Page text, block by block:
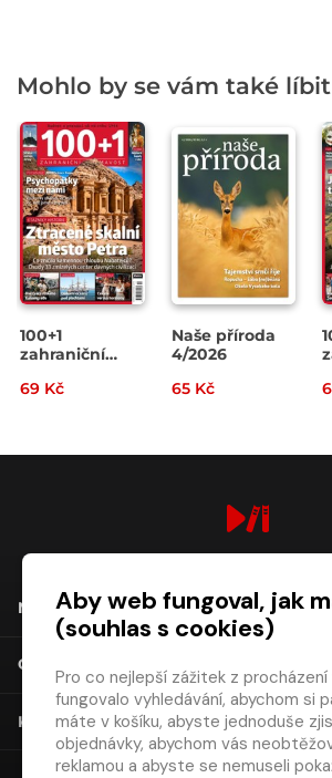
Mohlo by se vám také líbit
100+1
zahraniční
14/2026
69 Kč
Naše příroda
4/2026
65 Kč
NÁKUP
O SPOLEČNOSTI
KONTAKT
Aby web fungoval, jak
(souhlas s cookies)
Pro co nejlepší zážitek z
fungovalo vyhledávání, abychom si
máte v košíku, abyste jednoduše
objednávky, abychom vás
reklamou a abyste se nemuseli